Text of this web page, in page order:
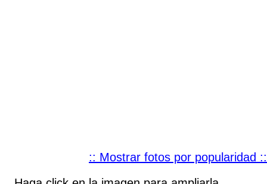
:: Mostrar fotos por popularidad ::